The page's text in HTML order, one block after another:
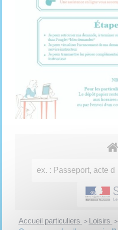
Accueil particuliers > Loisirs >